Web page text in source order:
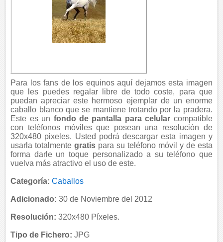
Para los fans de los equinos aquí dejamos esta imagen
que les puedes regalar libre de todo coste, para que
puedan apreciar este hermoso ejemplar de un enorme
caballo blanco que se mantiene trotando por la pradera.
Este es un fondo de pantalla para celular compatible
con teléfonos móviles que posean una resolución de
320x480 pixeles. Usted podrá descargar esta imagen y
usarla totalmentegratis para su teléfono móvil y de esta
forma darle un toque personalizado a su teléfono que
vuelva más atractivo el uso de este.
Categoría: Caballos
Adicionado: 30 de Noviembre del 2012
Resolución: 320x480 Píxeles.
Tipo de Fichero: JPG